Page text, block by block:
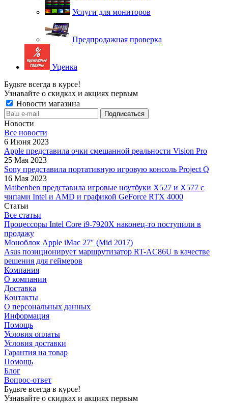
Услуги для мониторов
Предпродажная проверка
Уценка
Будьте всегда в курсе!
Узнавайте о скидках и акциях первым
Новости магазина
Новости
Все новости
6 Июня 2023
Apple представила очки смешанной реальности Vision Pro
25 Мая 2023
Sony представила портативную игровую консоль Project Q
16 Мая 2023
Maibenben представила игровые ноутбуки X527 и X577 с
чипами Intel и AMD и графикой GeForce RTX 4000
Статьи
Все статьи
Процессоры Intel Core i9-7920X наконец-то поступили в
продажу
Моноблок Apple iMac 27″ (Mid 2017)
Asus позиционирует маршрутизатор RT-AC86U в качестве
решения для геймеров
Компания
О компании
Доставка
Контакты
О персональных данных
Информация
Помощь
Условия оплаты
Условия доставки
Гарантия на товар
Помощь
Блог
Вопрос-ответ
Будьте всегда в курсе!
Узнавайте о скидках и акциях первым